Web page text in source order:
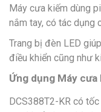
Máy cưa kiếm dùng
nắm tay, có tác dụng
Trang bị đèn LED
điều khiển cũng như
Ứng dụng Máy cưa
DCS388T2-KR có